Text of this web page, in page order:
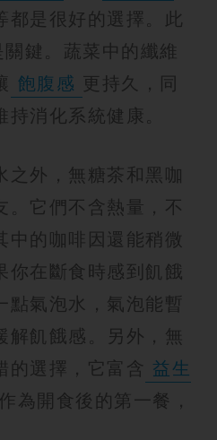
都是很好的選擇。此
關鍵。蔬菜中的纖維
飽腹感 更持久，同
消化系統健康。
之外，無糖茶和黑咖
。它們不含熱量，不
中的咖啡因還能稍微
你在斷食時感到飢餓
點氣泡水，氣泡能暫
解飢餓感。另外，無
的選擇，它富含 益生
為開食後的第一餐，